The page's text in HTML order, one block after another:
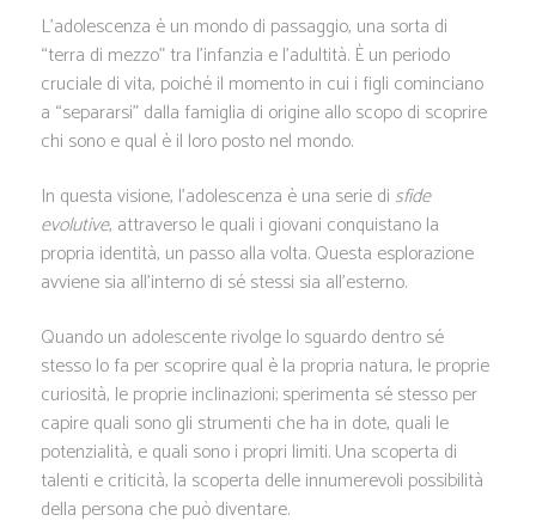
L’adolescenza è un mondo di passaggio, una sorta di
“terra di mezzo” tra l’infanzia e l’adultità. È un periodo
cruciale di vita, poiché il momento in cui i figli cominciano
a “separarsi” dalla famiglia di origine allo scopo di scoprire
chi sono e qual è il loro posto nel mondo.
In questa visione, l’adolescenza è una serie di sfide
evolutive, attraverso le quali i giovani conquistano la
propria identità, un passo alla volta. Questa esplorazione
avviene sia all’interno di sé stessi sia all’esterno.
Quando un adolescente rivolge lo sguardo dentro sé
stesso lo fa per scoprire qual è la propria natura, le proprie
curiosità, le proprie inclinazioni; sperimenta sé stesso per
capire quali sono gli strumenti che ha in dote, quali le
potenzialità, e quali sono i propri limiti. Una scoperta di
talenti e criticità, la scoperta delle innumerevoli possibilità
della persona che può diventare.